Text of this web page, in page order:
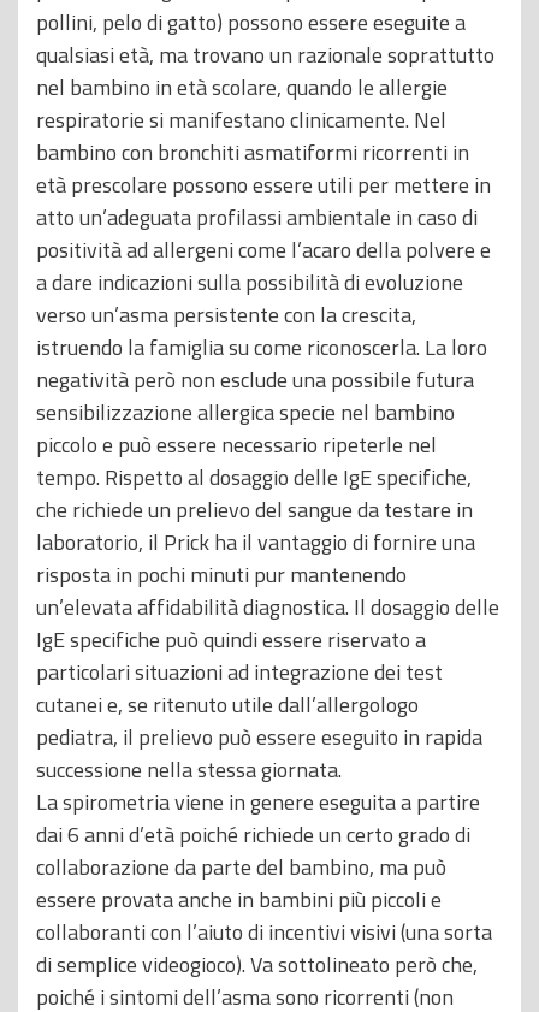
pollini, pelo di gatto) possono essere eseguite a
qualsiasi età, ma trovano un razionale soprattutto
nel bambino in età scolare, quando le allergie
respiratorie si manifestano clinicamente. Nel
bambino con bronchiti asmatiformi ricorrenti in
età prescolare possono essere utili per mettere in
atto un’adeguata profilassi ambientale in caso di
positività ad allergeni come l’acaro della polvere e
a dare indicazioni sulla possibilità di evoluzione
verso un’asma persistente con la crescita,
istruendo la famiglia su come riconoscerla. La loro
negatività però non esclude una possibile futura
sensibilizzazione allergica specie nel bambino
piccolo e può essere necessario ripeterle nel
tempo. Rispetto al dosaggio delle IgE specifiche,
che richiede un prelievo del sangue da testare in
laboratorio, il Prick ha il vantaggio di fornire una
risposta in pochi minuti pur mantenendo
un’elevata affidabilità diagnostica. Il dosaggio delle
IgE specifiche può quindi essere riservato a
particolari situazioni ad integrazione dei test
cutanei e, se ritenuto utile dall’allergologo
pediatra, il prelievo può essere eseguito in rapida
successione nella stessa giornata.
La spirometria viene in genere eseguita a partire
dai 6 anni d’età poiché richiede un certo grado di
collaborazione da parte del bambino, ma può
essere provata anche in bambini più piccoli e
collaboranti con l’aiuto di incentivi visivi (una sorta
di semplice videogioco). Va sottolineato però che,
poiché i sintomi dell’asma sono ricorrenti (non